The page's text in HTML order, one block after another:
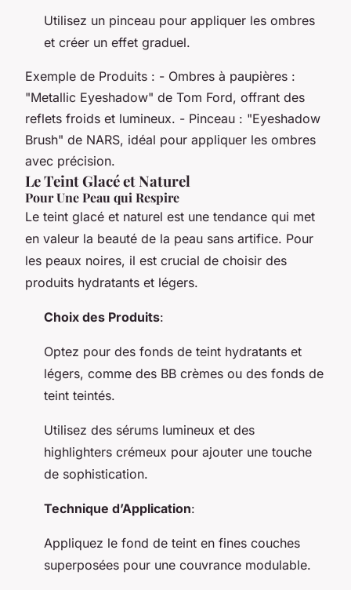
Utilisez un pinceau pour appliquer les ombres
et créer un effet graduel.
Exemple de Produits : - Ombres à paupières :
"Metallic Eyeshadow" de Tom Ford, offrant des
reflets froids et lumineux. - Pinceau : "Eyeshadow
Brush" de NARS, idéal pour appliquer les ombres
avec précision.
Le Teint Glacé et Naturel
Pour Une Peau qui Respire
Le teint glacé et naturel est une tendance qui met
en valeur la beauté de la peau sans artifice. Pour
les peaux noires, il est crucial de choisir des
produits hydratants et légers.
Choix des Produits:
Optez pour des fonds de teint hydratants et
légers, comme des BB crèmes ou des fonds de
teint teintés.
Utilisez des sérums lumineux et des
highlighters crémeux pour ajouter une touche
de sophistication.
Technique d’Application:
Appliquez le fond de teint en fines couches
superposées pour une couvrance modulable.